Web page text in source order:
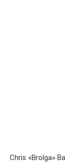
Chris «Brolga»